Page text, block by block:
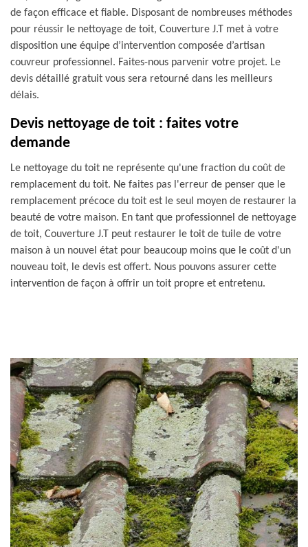
de façon efficace et fiable. Disposant de nombreuses méthodes
pour réussir le nettoyage de toit, Couverture J.T met à votre
disposition une équipe d’intervention composée d’artisan
couvreur professionnel. Faites-nous parvenir votre projet. Le
devis détaillé gratuit vous sera retourné dans les meilleurs
délais.
Devis nettoyage de toit : faites votre
demande
Le nettoyage du toit ne représente qu'une fraction du coût de
remplacement du toit. Ne faites pas l'erreur de penser que le
remplacement précoce du toit est le seul moyen de restaurer la
beauté de votre maison. En tant que professionnel de nettoyage
de toit, Couverture J.T peut restaurer le toit de tuile de votre
maison à un nouvel état pour beaucoup moins que le coût d'un
nouveau toit, le devis est offert. Nous pouvons assurer cette
intervention de façon à offrir un toit propre et entretenu.